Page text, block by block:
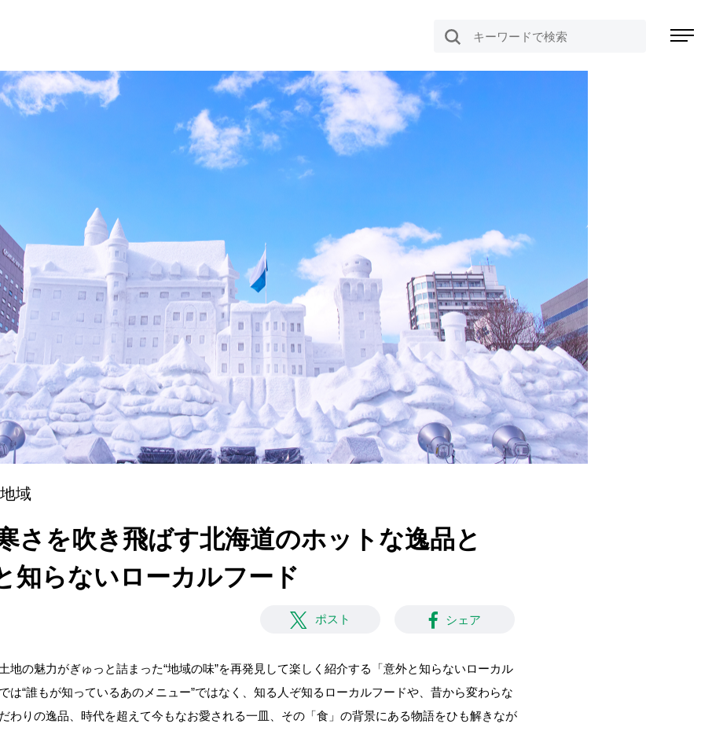
地域
さを吹き飛ばす北海道のホットな逸品と
知らないローカルフード
ポスト シェア
地の魅力がぎゅっと詰まった“地域の味”を再発見して楽しく紹介する「意外と知らないローカル
は“誰もが知っているあのメニュー”ではなく、知る人ぞ知るローカルフードや、昔から変わらな
わりの逸品、時代を超えて今もなお愛される一皿、その「食」の背景にある物語をひも解きなが